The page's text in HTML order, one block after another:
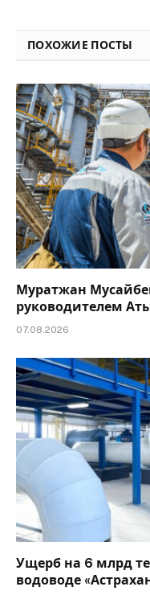
ПОХОЖИЕ ПОСТЫ
Муратжан
руководителем
07.08.2026
Ущерб на 6 млрд
водоводе